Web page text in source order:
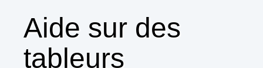
Aide sur des
tableurs